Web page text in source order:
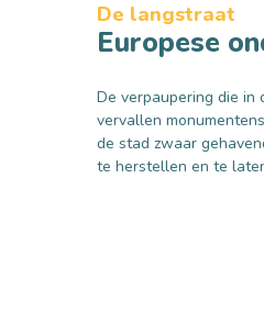
De langstraat
Europese
De verpaupering die in
vervallen
de stad zwaar
te herstellen en te